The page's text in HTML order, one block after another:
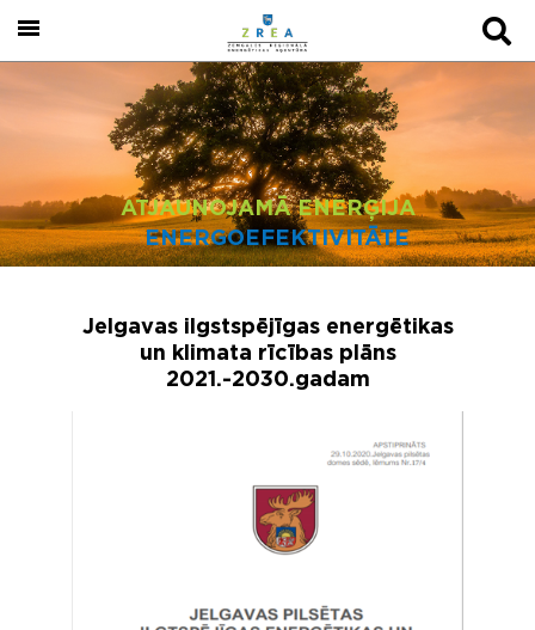
ATJAUNOJAMĀ ENERĢIJA
ENERGOEFEKTIVITĀTE
Jelgavas ilgstspējīgas energētikas
un klimata rīcības plāns
2021.-2030.gadam